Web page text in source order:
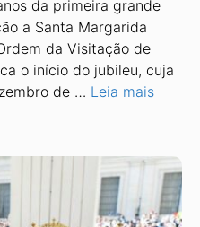
da primeira grande
a Santa Margarida
da Visitação de
o início do jubileu, cuja
de … Leia mais